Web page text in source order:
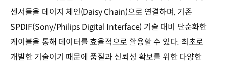
센서들을 데이지 체인(Daisy Chain)으로 연결하며, 기존
SPDIF(Sony/Philips Digital Interface) 기술 대비 단순화한
케이블을 통해 데이터를 효율적으로 활용할 수 있다. 최초로
개발한 기술이기 때문에 품질과 신뢰성 확보를 위한 다양한